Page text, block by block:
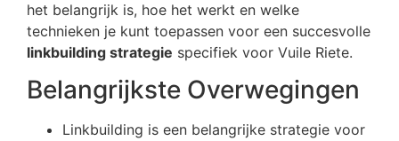
het belangrijk is, hoe het werkt en welke
technieken je kunt toepassen voor een succesvolle
linkbuilding strategie specifiek voor Vuile Riete.
Belangrijkste Overwegingen
Linkbuilding is een belangrijke strategie voor